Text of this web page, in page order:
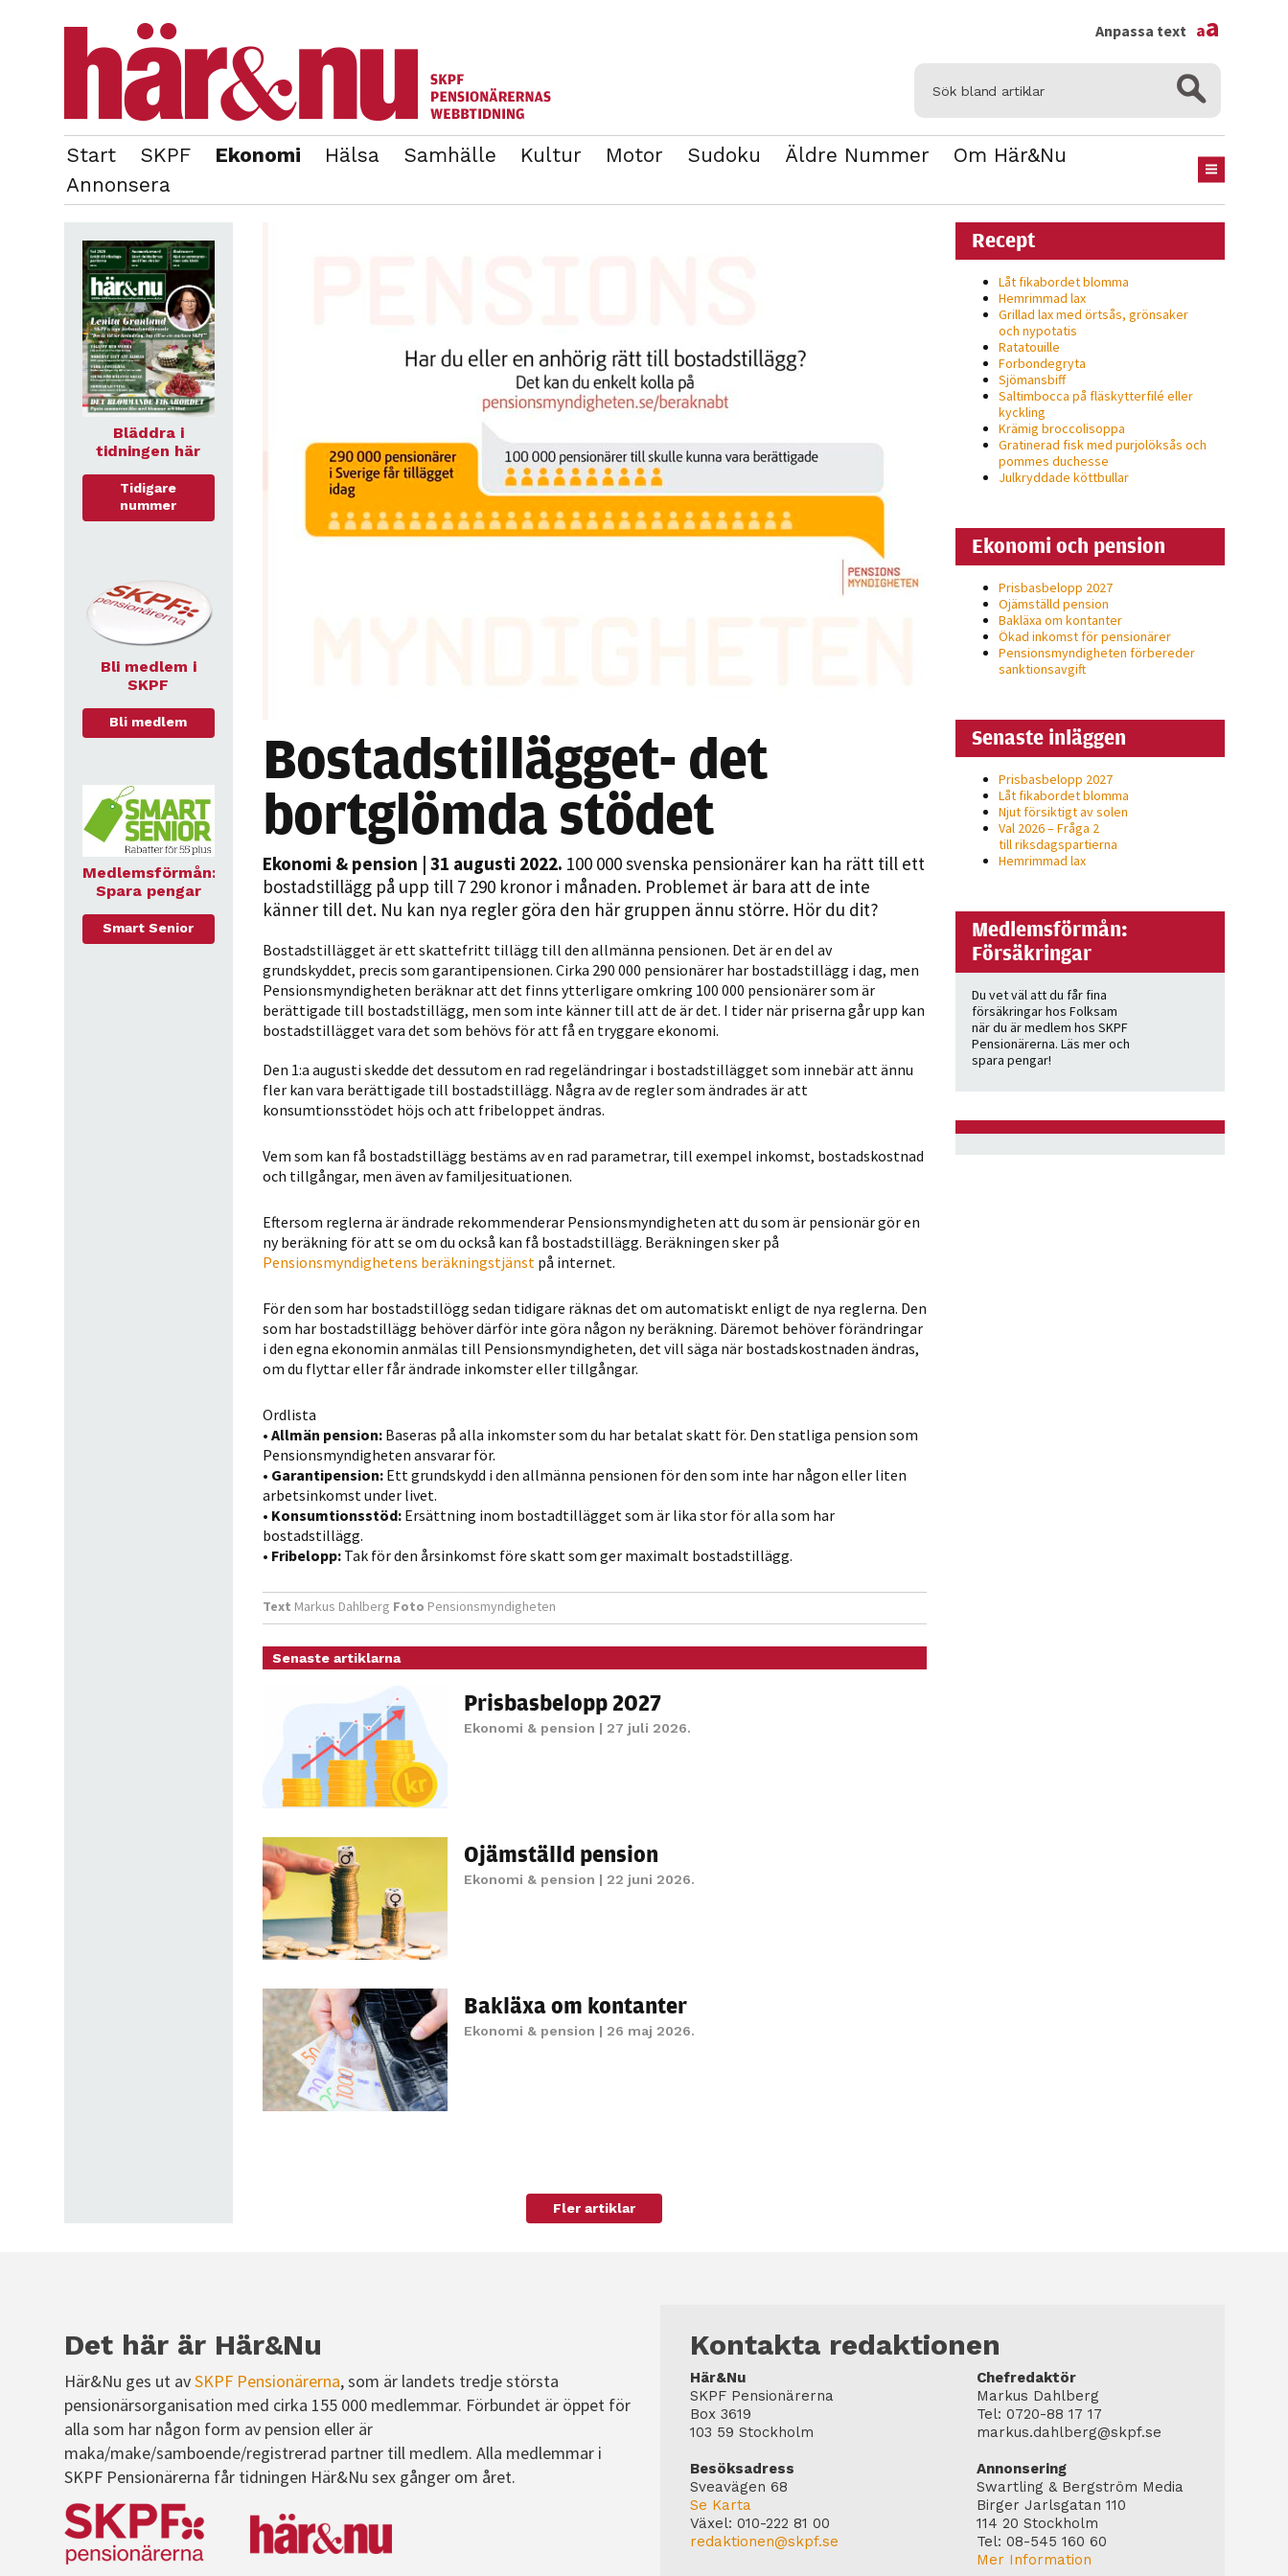
Start SKPF Ekonomi Hälsa Samhälle Kultur Motor Sudoku Äldre Nummer
Om Här&Nu
Annonsera
OM REDAKTIONEN
Anpassa text aa
Bostadstillägget- det
bortglömda stödet
Ekonomi & pension | 31 augusti 2022. 100 000 svenska pensionärer kan ha rätt till ett
bostadstillägg på upp till 7 290 kronor i månaden. Problemet är bara att de inte
känner till det. Nu kan nya regler göra den här gruppen ännu större. Hör du dit?
Bostadstillägget är ett skattefritt tillägg till den allmänna pensionen. Det är en del av
grundskyddet, precis som garantipensionen. Cirka 290 000 pensionärer har bostadstillägg i dag, men
Pensionsmyndigheten beräknar att det finns ytterligare omkring 100 000 pensionärer som är
berättigade till bostadstillägg, men som inte känner till att de är det. I tider när priserna går upp kan
bostadstillägget vara det som behövs för att få en tryggare ekonomi.
Den 1:a augusti skedde det dessutom en rad regeländringar i bostadstillägget som innebär att ännu
fler kan vara berättigade till bostadstillägg. Några av de regler som ändrades är att
konsumtionsstödet höjs och att fribeloppet ändras.
Vem som kan få bostadstillägg bestäms av en rad parametrar, till exempel inkomst, bostadskostnad
och tillgångar, men även av familjesituationen.
Eftersom reglerna är ändrade rekommenderar Pensionsmyndigheten att du som är pensionär gör en
ny beräkning för att se om du också kan få bostadstillägg. Beräkningen sker på
Pensionsmyndighetens beräkningstjänstpå internet.
För den som har bostadstillögg sedan tidigare räknas det om automatiskt enligt de nya reglerna. Den
som har bostadstillägg behöver därför inte göra någon ny beräkning. Däremot behöver förändringar
i den egna ekonomin anmälas till Pensionsmyndigheten, det vill säga när bostadskostnaden ändras,
om du flyttar eller får ändrade inkomster eller tillgångar.
Ordlista
• Allmän pension:Baseras på alla inkomster som du har betalat skatt för. Den statliga pension som
Pensionsmyndigheten ansvarar för.
• Garantipension:Ett grundskydd i den allmänna pensionen för den som inte har någon eller liten
arbetsinkomst under livet.
• Konsumtionsstöd:Ersättning inom bostadtillägget som är lika stor för alla som har
bostadstillägg.
• Fribelopp:Tak för den årsinkomst före skatt som ger maximalt bostadstillägg.
Text Markus Dahlberg Foto Pensionsmyndigheten
Senaste artiklarna
Prisbasbelopp 2027
Ekonomi & pension | 27 juli 2026.
Ojämställd pension
Ekonomi & pension | 22 juni 2026.
Bakläxa om kontanter
Ekonomi & pension | 26 maj 2026.
Fler artiklar
Bläddra i
tidningen här
Tidigare
nummer
Bli medlem i
SKPF
Bli medlem
Medlemsförmån:
Spara pengar
Smart Senior
Recept
Låt fikabordet blomma
Hemrimmad lax
Grillad lax med örtsås, grönsaker
och nypotatis
Ratatouille
Forbondegryta
Sjömansbiff
Saltimbocca på fläsk­ytterfilé eller
kyckling
Krämig broccolisoppa
Gratinerad fisk med purjolöksås och
pommes duchesse
Julkryddade köttbullar
Ekonomi och pension
Prisbasbelopp 2027
Ojämställd pension
Bakläxa om kontanter
Ökad inkomst för pensionärer
Pensionsmyndigheten förbereder
sanktionsavgift
Senaste inläggen
Prisbasbelopp 2027
Låt fikabordet blomma
Njut försiktigt av solen
Val 2026 – Fråga 2
till riksdagspartierna
Hemrimmad lax
Medlemsförmån:
Försäkringar
Du vet väl att du får fina
försäkringar hos Folksam
när du är medlem hos SKPF
Pensionärerna. Läs mer och
spara pengar!
Det här är Här&Nu
Här&Nu ges ut avSKPF Pensionärerna, som är landets tredje största
pensionärsorganisation med cirka 155 000 medlemmar. Förbundet är öppet för
alla som har någon form av pension eller är
maka/make/samboende/registrerad partner till medlem. Alla medlemmar i
SKPF Pensionärerna får tidningen Här&Nu sex gånger om året.
Kontakta redaktionen
Här&Nu
SKPF Pensionärerna
Box 3619
103 59 Stockholm
Besöksadress
Sveavägen 68
Se Karta
Växel: 010-222 81 00
redaktionen@skpf.se
Chefredaktör
Markus Dahlberg
Tel: 0720-88 17 17
markus.dahlberg@skpf.se
Annonsering
Swartling & Bergström Media
Birger Jarlsgatan 110
114 20 Stockholm
Tel: 08-545 160 60
Mer Information
att hemsidan
över huvud
fungera.
Statistik
För att vi ska
förbättra
hemsidans
funktionalitet
och
uppbyggnad,
baserat på
hur hemsidan
hemsida ska
prestera så
ditt besök.
Om du nekar
funktionalitet
från
Marknadsföring
Genom att dela
med dig av dina
intressen och ditt
beteende när du
personligt